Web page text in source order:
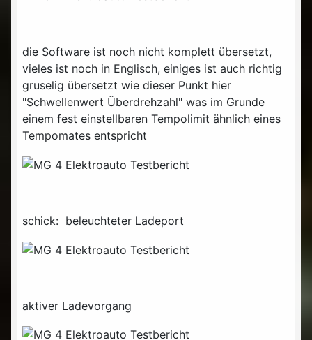
die Software ist noch nicht komplett übersetzt,
vieles ist noch in Englisch, einiges ist auch richtig
gruselig übersetzt wie dieser Punkt hier
"Schwellenwert Überdrehzahl" was im Grunde
einem fest einstellbaren Tempolimit ähnlich eines
Tempomates entspricht
schick: beleuchteter Ladeport
aktiver Ladevorgang